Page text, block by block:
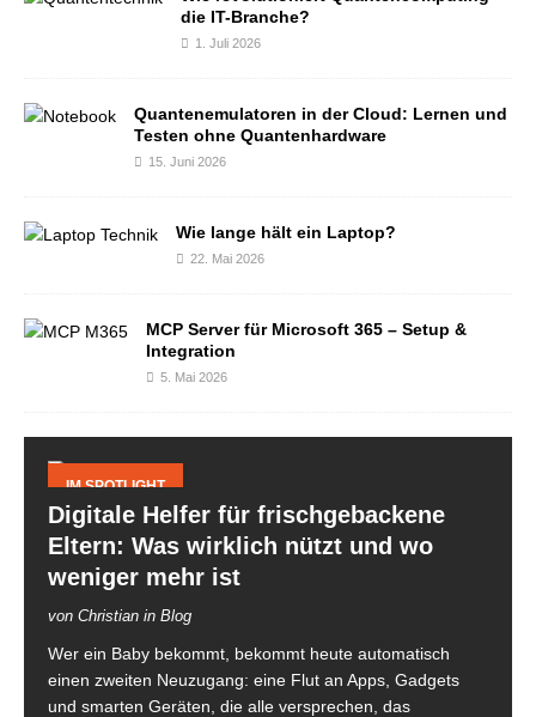
die IT-Branche?
1. Juli 2026
Quantenemulatoren in der Cloud: Lernen und
Testen ohne Quantenhardware
15. Juni 2026
Wie lange hält ein Laptop?
22. Mai 2026
MCP Server für Microsoft 365 – Setup &
Integration
5. Mai 2026
IM SPOTLIGHT
Digitale Helfer für frischgebackene
Eltern: Was wirklich nützt und wo
weniger mehr ist
von Christian in Blog
Wer ein Baby bekommt, bekommt heute automatisch
einen zweiten Neuzugang: eine Flut an Apps, Gadgets
und smarten Geräten, die alle versprechen, das